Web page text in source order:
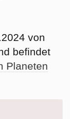
von
befindet
Planeten